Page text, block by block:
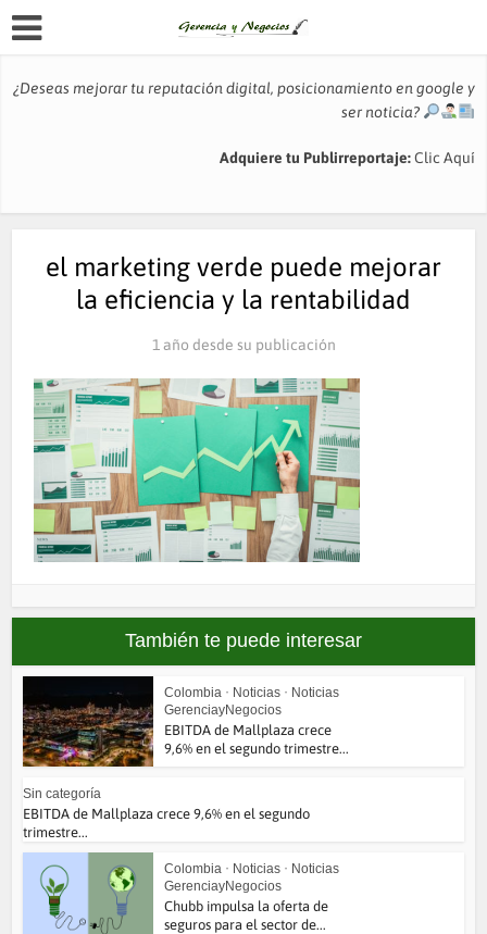
¿Deseas mejorar tu reputación digital, posicionamiento en google y
ser noticia?
Adquiere tu Publirreportaje:Clic Aquí
el marketing verde puede mejorar
la eficiencia y la rentabilidad
1 año desde su publicación
También te puede interesar
Colombia • Noticias • Noticias
GerenciayNegocios
EBITDA de Mallplaza crece
9,6% en el segundo trimestre...
Sin categoría
EBITDA de Mallplaza crece 9,6% en el segundo
trimestre...
Colombia • Noticias • Noticias
GerenciayNegocios
Chubb impulsa la oferta de
seguros para el sector de...